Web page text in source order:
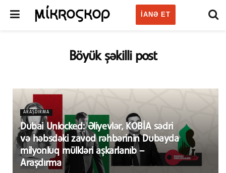
IANƏ ET
Böyük şəkilli post
ARAŞDIRMA
Dubai Unlocked: Əliyevlər, KOBİA sədri
və həbsdəki zavod rəhbərinin Dubayda
milyonluq mülkləri aşkarlanıb –
Araşdırma